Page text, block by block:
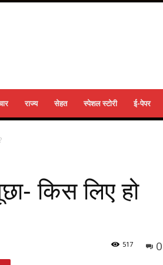
राज्य सेहत स्पेशल स्टोरी ई-पेपर
किस लिए हो
0
517